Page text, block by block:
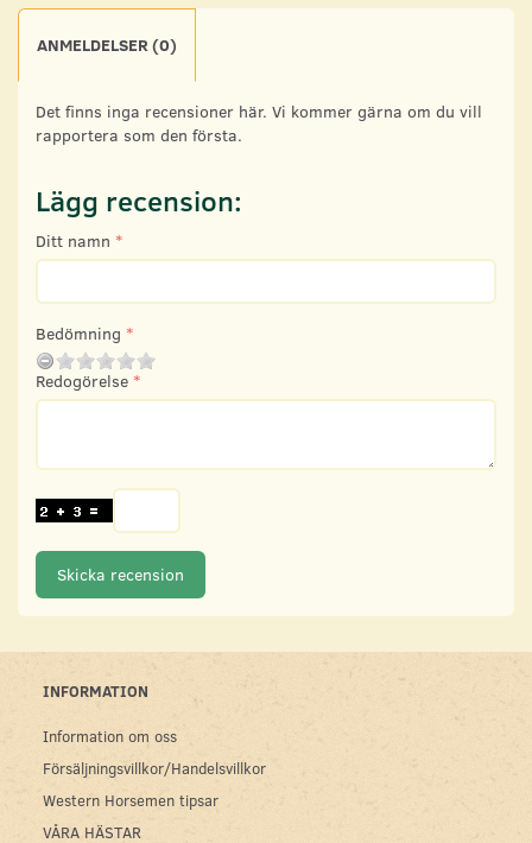
ANMELDELSER (0)
Det finns inga recensioner här. Vi kommer gärna om du vill
rapportera som den första.
Lägg recension:
Ditt namn
Bedömning
Redogörelse
Skicka recension
INFORMATION
Information om oss
Försäljningsvillkor/Handelsvillkor
Western Horsemen tipsar
VÅRA HÄSTAR